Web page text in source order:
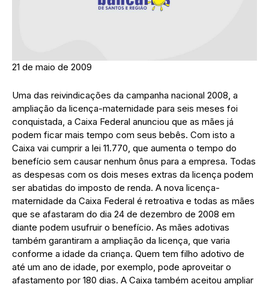
21 de maio de 2009
Uma das reivindicações da campanha nacional 2008, a
ampliação da licença-maternidade para seis meses foi
conquistada, a Caixa Federal anunciou que as mães já
podem ficar mais tempo com seus bebês. Com isto a
Caixa vai cumprir a lei 11.770, que aumenta o tempo do
benefício sem causar nenhum ônus para a empresa. Todas
as despesas com os dois meses extras da licença podem
ser abatidas do imposto de renda. A nova licença-
maternidade da Caixa Federal é retroativa e todas as mães
que se afastaram do dia 24 de dezembro de 2008 em
diante podem usufruir o benefício. As mães adotivas
também garantiram a ampliação da licença, que varia
conforme a idade da criança. Quem tem filho adotivo de
até um ano de idade, por exemplo, pode aproveitar o
afastamento por 180 dias. A Caixa também aceitou ampliar